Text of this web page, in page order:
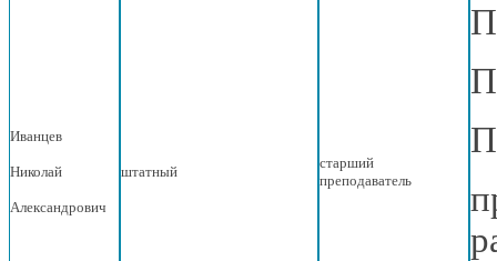
Иванцев
Николай
Александрович
штатный
старший
преподаватель